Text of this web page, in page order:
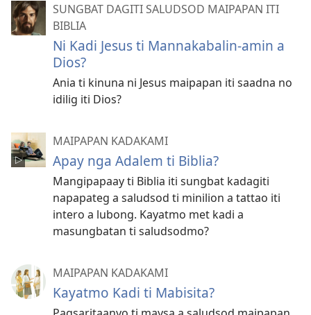
SUNGBAT DAGITI SALUDSOD MAIPAPAN ITI
BIBLIA
Ni Kadi Jesus ti Mannakabalin-amin a
Dios?
Ania ti kinuna ni Jesus maipapan iti saadna no
idilig iti Dios?
MAIPAPAN KADAKAMI
Apay nga Adalem ti Biblia?
Mangipapaay ti Biblia iti sungbat kadagiti
napapateg a saludsod ti minilion a tattao iti
intero a lubong. Kayatmo met kadi a
masungbatan ti saludsodmo?
MAIPAPAN KADAKAMI
Kayatmo Kadi ti Mabisita?